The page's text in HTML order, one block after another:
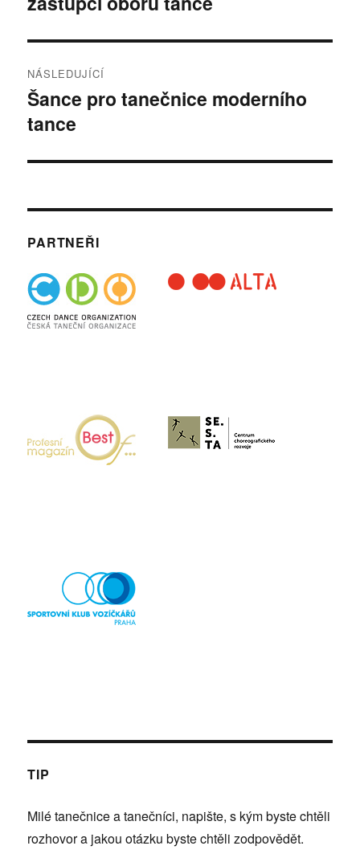
NÁSLEDUJÍCÍ
Následující
příspěvek:
Šance pro tanečnice moderního
tance
PARTNEŘI
TIP
Milé tanečnice a tanečníci, napište, s kým byste chtěli
rozhovor a jakou otázku byste chtěli zodpovědět.